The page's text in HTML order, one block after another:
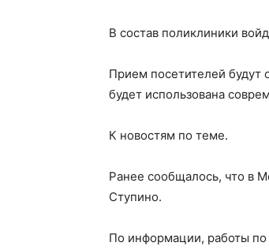
В состав поликлиники
Прием посетителей будут
будет использована
К новостям по теме.
Ранее сообщалось, что в
Ступино.
По информации, работы по